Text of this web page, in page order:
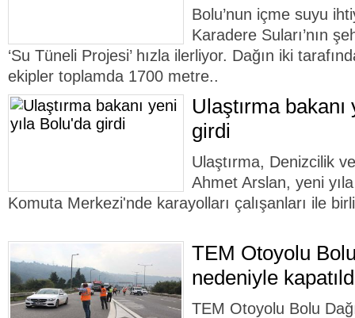
Bolu’nun içme suyu
Karadere Suları’nın
‘Su Tüneli Projesi’ hızla ilerliyor. Dağın iki
ekipler toplamda 1700 metre..
Ulaştırma
girdi
Ulaştırma, Denizcilik
Ahmet Arslan, yeni
Komuta Merkezi'nde karayolları çalışanları ile
TEM Otoyolu
nedeniyle
TEM Otoyolu Bolu